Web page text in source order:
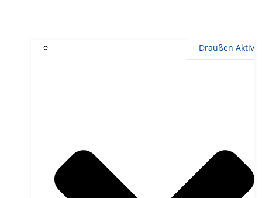
Draußen Aktiv